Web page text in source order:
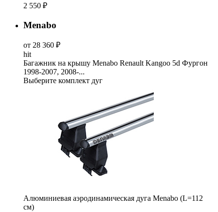
2 550 ₽
Menabo
от 28 360 ₽
hit
Багажник на крышу Menabo Renault Kangoo 5d Фургон
1998-2007, 2008-...
Выберите комплект дуг
Алюминиевая аэродинамическая дуга Menabo (L=112
см)